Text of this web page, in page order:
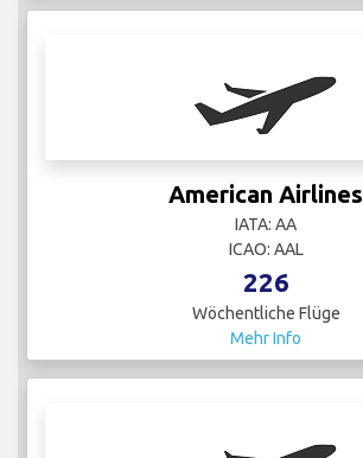
American Airlines
IATA: AA
ICAO: AAL
226
Wöchentliche Flüge
Mehr Info